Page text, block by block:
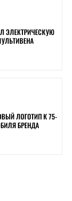
ЭЛЕКТРИЧЕСКУЮ
ЛОГОТИП К 75-
БРЕНДА